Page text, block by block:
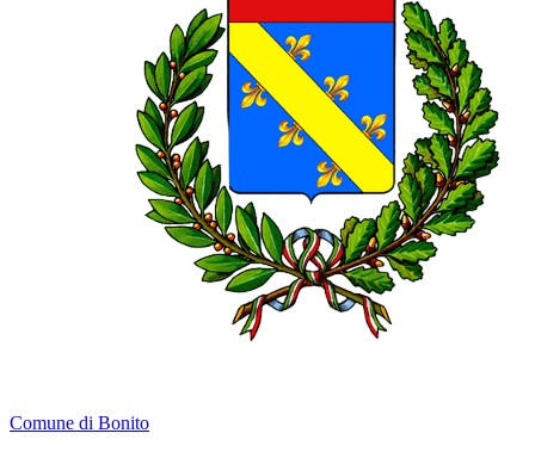
Comune di Bonito